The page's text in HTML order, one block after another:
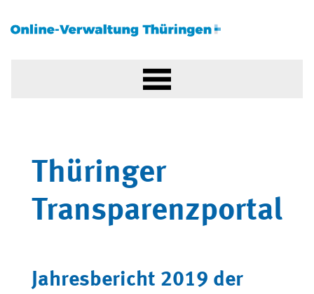
Thüringer
Transparenzportal
Jahresbericht 2019 der